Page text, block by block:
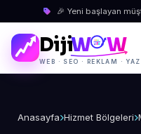
🎉 Yeni başlayan
DijiW W
WEB · SEO · REKLAM ·
Anasayfa Hizmet Bölgeleri